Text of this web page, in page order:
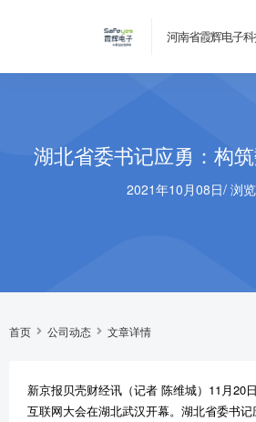
河南省霞辉电子
湖北省委书记应勇：构
2021年10月08日/ 浏
首页 公司动态 文章详情
新京报贝壳财经讯（记者 陈维城）11月20
互联网大会在湖北武汉开幕。湖北省委书记